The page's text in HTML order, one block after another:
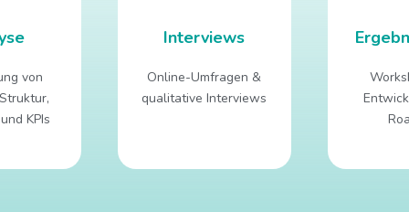
von
KPIs
Interviews
Online-Umfragen &
qualitative Interviews